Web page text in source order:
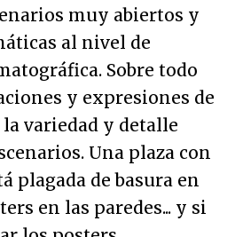
muy abiertos y
al nivel de
Sobre todo
y expresiones de
variedad y detalle
Una plaza con
plagada de basura en
en las paredes... y si